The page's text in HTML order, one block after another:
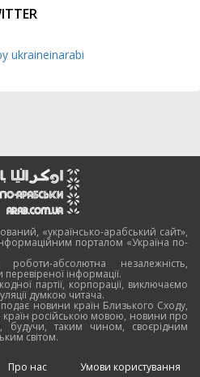
ukraineinarabi
«українсько-арабський сайт»,
порталом «Україна по-
абсолютна незалежність,
інформації.
партії, корпорації, виключаємо
думкою читача.
новини країн Близького Сходу,
російською мовою, новини про
будучи, таким чином, своєрідним
світом.
Про нас Умови користування